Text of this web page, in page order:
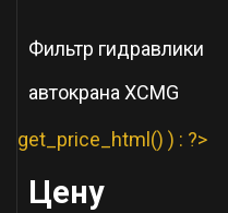
Фильтр гидравлики
автокрана XCMG
get_price_html() ) : ?>
Цену